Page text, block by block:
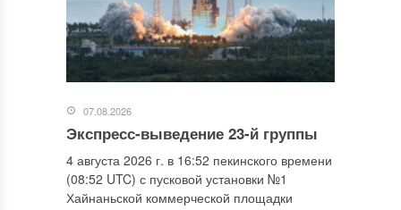
07.08.2026
Экспресс-выведение 23-й группы
4 августа 2026 г. в 16:52 пекинского времени
(08:52 UTC) с пусковой установки №1
Хайнаньской коммерческой площадки